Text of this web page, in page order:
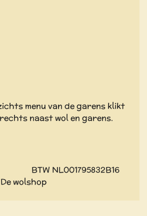
menu van de garens klikt
naast wol en garens.
BTW NL001795832B16
wolshop